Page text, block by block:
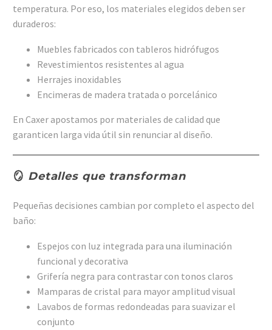
temperatura. Por eso, los materiales elegidos deben ser
duraderos:
Muebles fabricados con tableros hidrófugos
Revestimientos resistentes al agua
Herrajes inoxidables
Encimeras de madera tratada o porcelánico
En Caxer apostamos por materiales de calidad que
garanticen larga vida útil sin renunciar al diseño.
🪞 Detalles que transforman
Pequeñas decisiones cambian por completo el aspecto del
baño:
Espejos con luz integrada para una iluminación
funcional y decorativa
Grifería negra para contrastar con tonos claros
Mamparas de cristal para mayor amplitud visual
Lavabos de formas redondeadas para suavizar el
conjunto